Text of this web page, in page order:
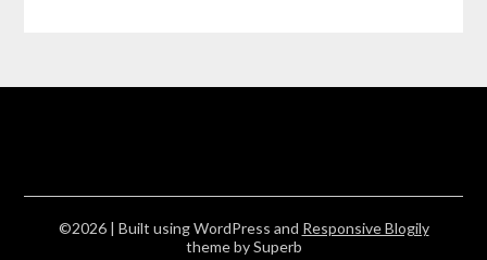
©2026 | Built using WordPress and Responsive Blogily
theme by Superb